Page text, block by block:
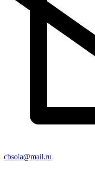
cbsola@mail.ru